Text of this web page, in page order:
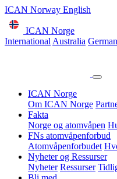
ICAN Norway English
ICAN Norge
International Australia
ICAN Norge
Om ICAN Norge
Fakta
Norge og atomvåpen
FNs atomvåpenforbud
Atomvåpenforbudet
Nyheter og Ressurser
Nyheter Ressurser